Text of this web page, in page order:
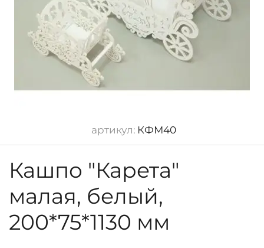
артикул: КФМ40
Кашпо "Карета"
малая, белый,
200*75*1130 мм